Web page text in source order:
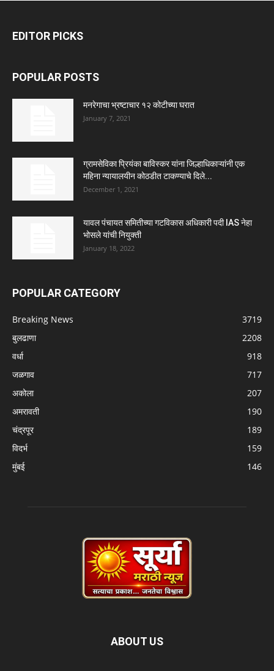
EDITOR PICKS
POPULAR POSTS
मनरेगाचा भ्रष्टाचार १२ कोटीच्या घरात
January 7, 2021
ग्रामसेविका प्रियंका बाविस्कर यांना जिल्हाधिकाऱ्यांनी एक
महिना न्यायालयीन कोठडीत टाकण्याचे दिले...
December 1, 2021
यावल पंचायत समितीच्या गटविकास अधिकारी पदी IAS नेहा
भोसले यांची नियुक्ती
January 18, 2022
POPULAR CATEGORY
Breaking News
3719
बुलढाणा
2208
वर्धा
918
जळगाव
717
अकोला
207
अमरावती
190
चंद्रपूर
189
विदर्भ
159
मुंबई
146
ABOUT US